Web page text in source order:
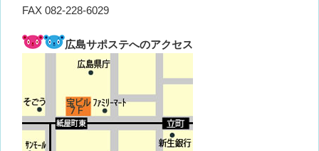
FAX 082-228-6029
広島サポステへのアクセス